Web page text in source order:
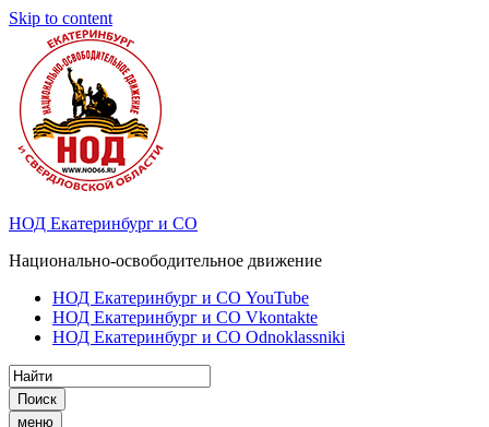
Skip to content
НОД Екатеринбург и СО
Национально-освободительное движение
НОД Екатеринбург и СО YouTube
НОД Екатеринбург и СО Vkontakte
НОД Екатеринбург и СО Odnoklassniki
Поиск
меню